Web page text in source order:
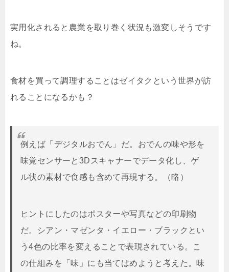
実用化されると農業を取り巻く状況も激変しそうです
ね。
食材を買って調理することはゼイタクという世界が訪
れることになるかも？
例えば「デジタルおでん」だ。おでんの味や形を
味覚センサーと3Dスキャナーでデータ化し、ゲ
ル状の素材で食感も含めて再現する。（略）
ヒントにしたのはポスターや写真などの印刷物
だ。シアン・マゼンタ・イエロー・ブラックとい
う4色の比率を変えることで表現されている。こ
の仕組みを「味」にも当てはめようと考えた。味